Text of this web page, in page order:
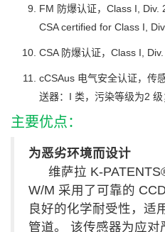
FM 防爆认证，Class I, Div.
CSA certified for Class I,
CSA 防爆认证，Class I,
cCSAus 电气安全认证，传
送器：I 类，污染等级为2 级
主要优点：
为恶劣环境而设计
维萨拉
W/M 采用了可靠的
良好的化学耐受性，适
管道。 该传感器为应对